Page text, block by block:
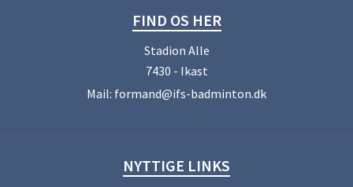
FIND OS HER
Stadion Alle
7430 - Ikast
Mail: formand@ifs-badminton.dk
NYTTIGE LINKS